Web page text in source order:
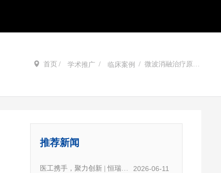
首页 学术推广 临床案例
微波消融治疗原发
推荐新闻
医工携手，聚力创新 | 恒瑞医
2026-06-11